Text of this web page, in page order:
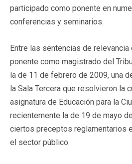
participado como ponente en
conferencias y seminarios.
Entre las sentencias de relevancia
ponente como magistrado del
la de 11 de febrero de 2009, una
la Sala Tercera que resolvieron la
asignatura de Educación para la
recientemente la de 19 de mayo
ciertos preceptos reglamentarios
el sector público.